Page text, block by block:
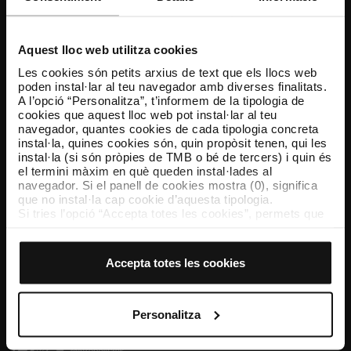
Aquest lloc web utilitza cookies
Les cookies són petits arxius de text que els llocs web
poden instal·lar al teu navegador amb diverses finalitats.
A l’opció “Personalitza”, t’informem de la tipologia de
cookies que aquest lloc web pot instal·lar al teu
navegador, quantes cookies de cada tipologia concreta
instal·la, quines cookies són, quin propòsit tenen, qui les
instal·la (si són pròpies de TMB o bé de tercers) i quin és
el termini màxim en què queden instal·lades al
navegador. Si el panell de cookies mostra (0), significa
que no instal·la cap cookie d’aquesta tipologia.
Si tries l’opció “Accepta totes les cookies”, permets que
El selector que es troba a la dreta de cada tipologia de
cookies d’aquella classe.
Un cop hagis marcat les teves preferències, has de fer
clic sobre “Selecciona i configura”. Així, s’instal·laran
només les cookies de la tipologia que hagis seleccionat
personalització, perquè permeten recordar les teves
Accepta totes les cookies
Personalitza
Resol els teus dubtes
Segueix-nos
TMB a les xarxes socials
TMB App
Descarrega’t TMB App i compra els teus bitllets
App Store Google Play